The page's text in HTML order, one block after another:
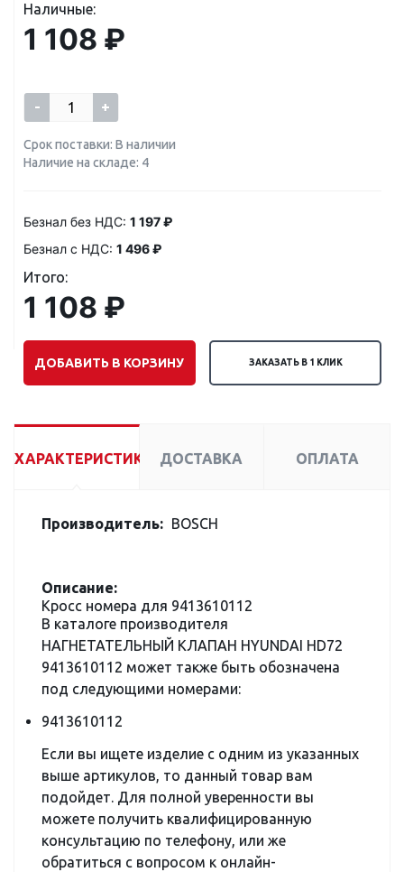
Наличные:
1 108 ₽
- +
Срок поставки: В наличии
Наличие на складе: 4
Безнал без НДС: 1 197 ₽
Безнал с НДС: 1 496 ₽
Итого:
1 108 ₽
ДОБАВИТЬ В КОРЗИНУ ЗАКАЗАТЬ В 1 КЛИК
ХАРАКТЕРИСТИКИ ДОСТАВКА ОПЛАТА
Производитель: BOSCH
Описание:
Кросс номера для 9413610112
В каталоге производителя
НАГНЕТАТЕЛЬНЫЙ КЛАПАН HYUNDAI HD72
9413610112 может также быть обозначена
под следующими номерами:
9413610112
Если вы ищете изделие с одним из указанных
выше артикулов, то данный товар вам
подойдет. Для полной уверенности вы
можете получить квалифицированную
консультацию по телефону, или же
обратиться с вопросом к онлайн-